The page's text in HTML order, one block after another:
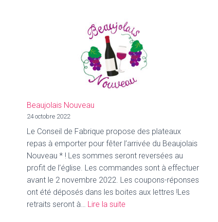
Beaujolais Nouveau
24 octobre 2022
Le Conseil de Fabrique propose des plateaux
repas à emporter pour fêter l’arrivée du Beaujolais
Nouveau * ! Les sommes seront reversées au
profit de l’église. Les commandes sont à effectuer
avant le 2 novembre 2022. Les coupons-réponses
ont été déposés dans les boites aux lettres !Les
retraits seront à… Lire la suite